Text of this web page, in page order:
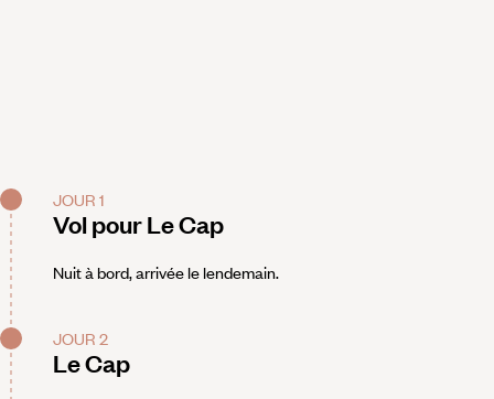
JOUR 1
Vol pour Le Cap
Nuit à bord, arrivée le lendemain.
JOUR 2
Le Cap